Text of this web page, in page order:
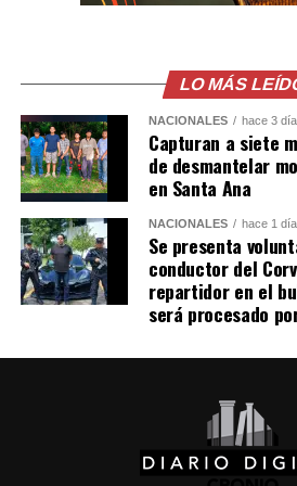
relaciones diplomáticas.
Sheinbaum también indicó que
un avión militar y calificó la
como «una acción de buena
Keiko Fujimori.
Comparte esto:
Facebook X
LO MÁS
NACIONALES hace 3
Capturan a siete
de desmantelar
en Santa Ana
NACIONALES hace 1 día
Se presenta
conductor del
repartidor en el
será procesado